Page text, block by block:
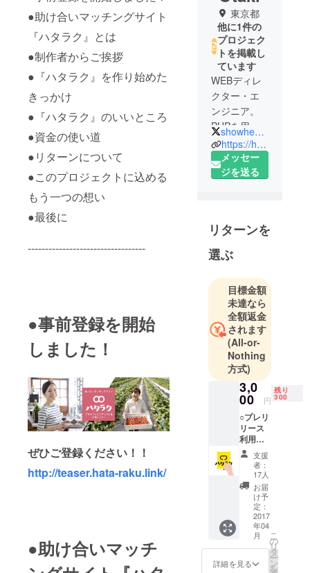
●助け合いマッチングサイト
『ハタラク』とは
●制作者からご挨拶
●『ハタラク』を作り始めた
きっかけ
●『ハタラク』のいいところ
●資金の使い道
●リターンについて
●このプロジェクトに込める
もう一つの想い
●最後に
----------------------------------
●事前登録を開始
しました！
ぜひご登録ください！！
http://teaser.hata-raku.link/
●助け合いマッチ
東京都
他に1件の
プロジェク
トを掲載し
ています
WEBディレ
クター・エ
ンジニア。
PHPを用い
た
WordPress
・Larabelで
モートワー
クしながら
東南アジア
を転々とし
ています。
showheyohtaki
https://hata-raku.work/
メッセー
ジを送る
リターンを
選ぶ
目標金額
未達なら
全額返金
されます
(All-or-
Nothing
方式)
3,0
00 円
残り
300
○プレリ
リース
利用権
（アカ
ウント
作成・
コマリ
ゴト投
稿が可
能で
す。）
○お礼の
メール
サービ
支援
者：
17人
お届
け予
定：
2017
年04
月
詳細を見る
こ
の
リ
タ
ー
ン
を